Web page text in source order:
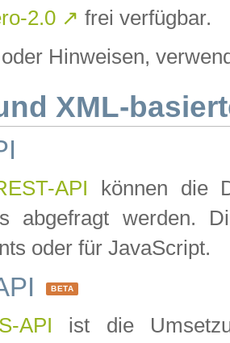
2.0 ↗ frei verfügbar.
Hinweisen,
XML-
API können die
abgefragt werden.
oder für JavaScript.
BETA
API ist die